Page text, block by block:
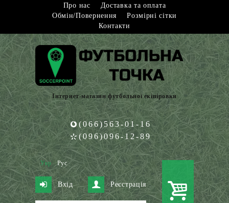
Про нас
Доставка та оплата
Обмін/Повернення
Розмірні сітки
Контакти
Інтернет-магазин футбольної екіпіровки
(066)563-01-16
(096)096-12-89
Укр Рус
Вхід Реєстрація